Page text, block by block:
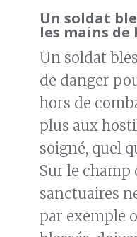
Un soldat
les mains de
Un soldat
de danger
hors de
plus aux
soigné, quel
Sur le champ
sanctuaires
par exemple